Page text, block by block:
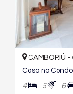
CAMBORIÚ -
Casa no
4 5 6